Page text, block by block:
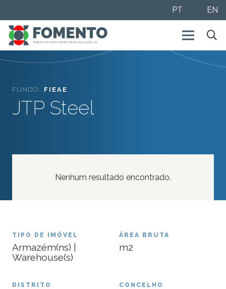
PT EN
Nenhum resultado encontrado.
FUNDO: FIEAE
JTP Steel
TIPO DE IMÓVEL
Armazém(ns) |
Warehouse(s)
ÁREA BRUTA
m2
DISTRITO CONCELHO